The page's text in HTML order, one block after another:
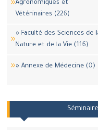
Agronomiques et
Vétérinaires (226)
» Faculté des Sciences de
Nature et de la Vie (116)
» Annexe de Médecine (0)